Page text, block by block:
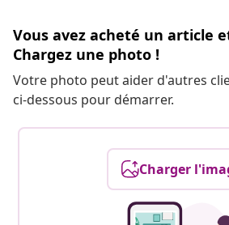
Vous avez acheté un article
Chargez une photo !
Votre photo peut aider d'autres
ci-dessous pour démarrer.
Charger